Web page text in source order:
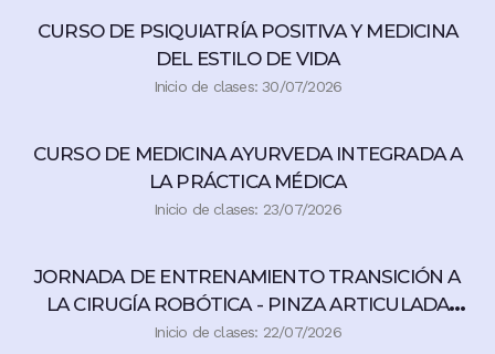
CURSO DE PSIQUIATRÍA POSITIVA Y MEDICINA
DEL ESTILO DE VIDA
Inicio de clases: 30/07/2026
CURSO DE MEDICINA AYURVEDA INTEGRADA A
LA PRÁCTICA MÉDICA
Inicio de clases: 23/07/2026
JORNADA DE ENTRENAMIENTO TRANSICIÓN A
LA CIRUGÍA ROBÓTICA - PINZA ARTICULADA
360°
Inicio de clases: 22/07/2026